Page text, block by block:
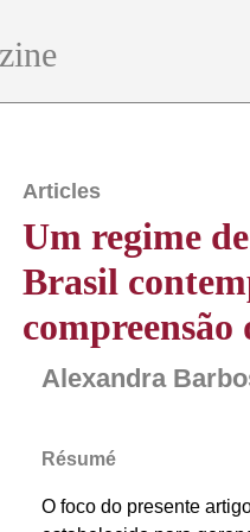
Articles
Um regime
Brasil
Alexandra
Résumé
O foco do presente